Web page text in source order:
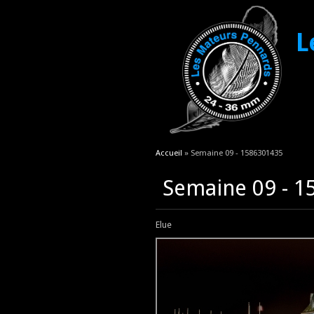
Vous êtes ici
Accueil » Semaine 09 - 1586301435
Semaine 09 -
Elue